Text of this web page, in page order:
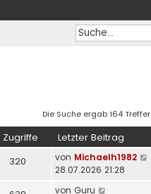
Die Suche ergab 164 Treffer
Zugriffe Letzter Beitrag
320 von Michaelh1982
28.07.2026 21:28
von Guru